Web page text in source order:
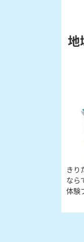
地
きり
なら
体験